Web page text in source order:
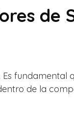
de
fundamental
de la